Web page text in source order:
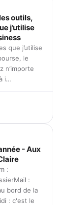
outils,
j’utilise
que j’utilise
le
n’importe
i…
- Aux
:
:
bord de la
: c'est le